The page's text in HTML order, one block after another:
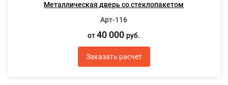
Металлическая дверь со стеклопакетом
Арт-116
от40 000руб.
Заказать расчет